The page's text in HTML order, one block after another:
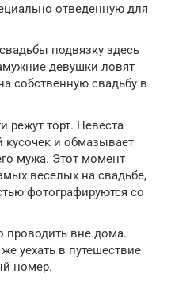
отведенную для
подвязку здесь
девушки ловят
собственную свадьбу в
режут торт. Невеста
и обмазывает
мужа. Этот момент
веселых на свадьбе,
фотографируются со
проводить вне дома.
уехать в путешествие
номер.